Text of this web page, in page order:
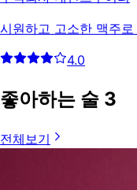
시원하고 고소한 맥주
4.0
좋아하는 술 3
전체보기